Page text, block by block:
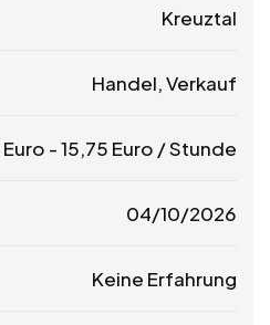
Kreuztal
Handel, Verkauf
Euro -15,75 Euro / Stunde
04/10/2026
Keine Erfahrung